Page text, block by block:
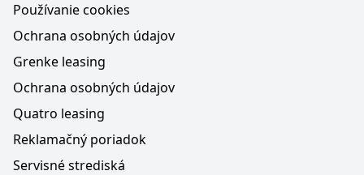
Používanie cookies
Ochrana osobných údajov
Grenke leasing
Ochrana osobných údajov
Quatro leasing
Reklamačný poriadok
Servisné strediská